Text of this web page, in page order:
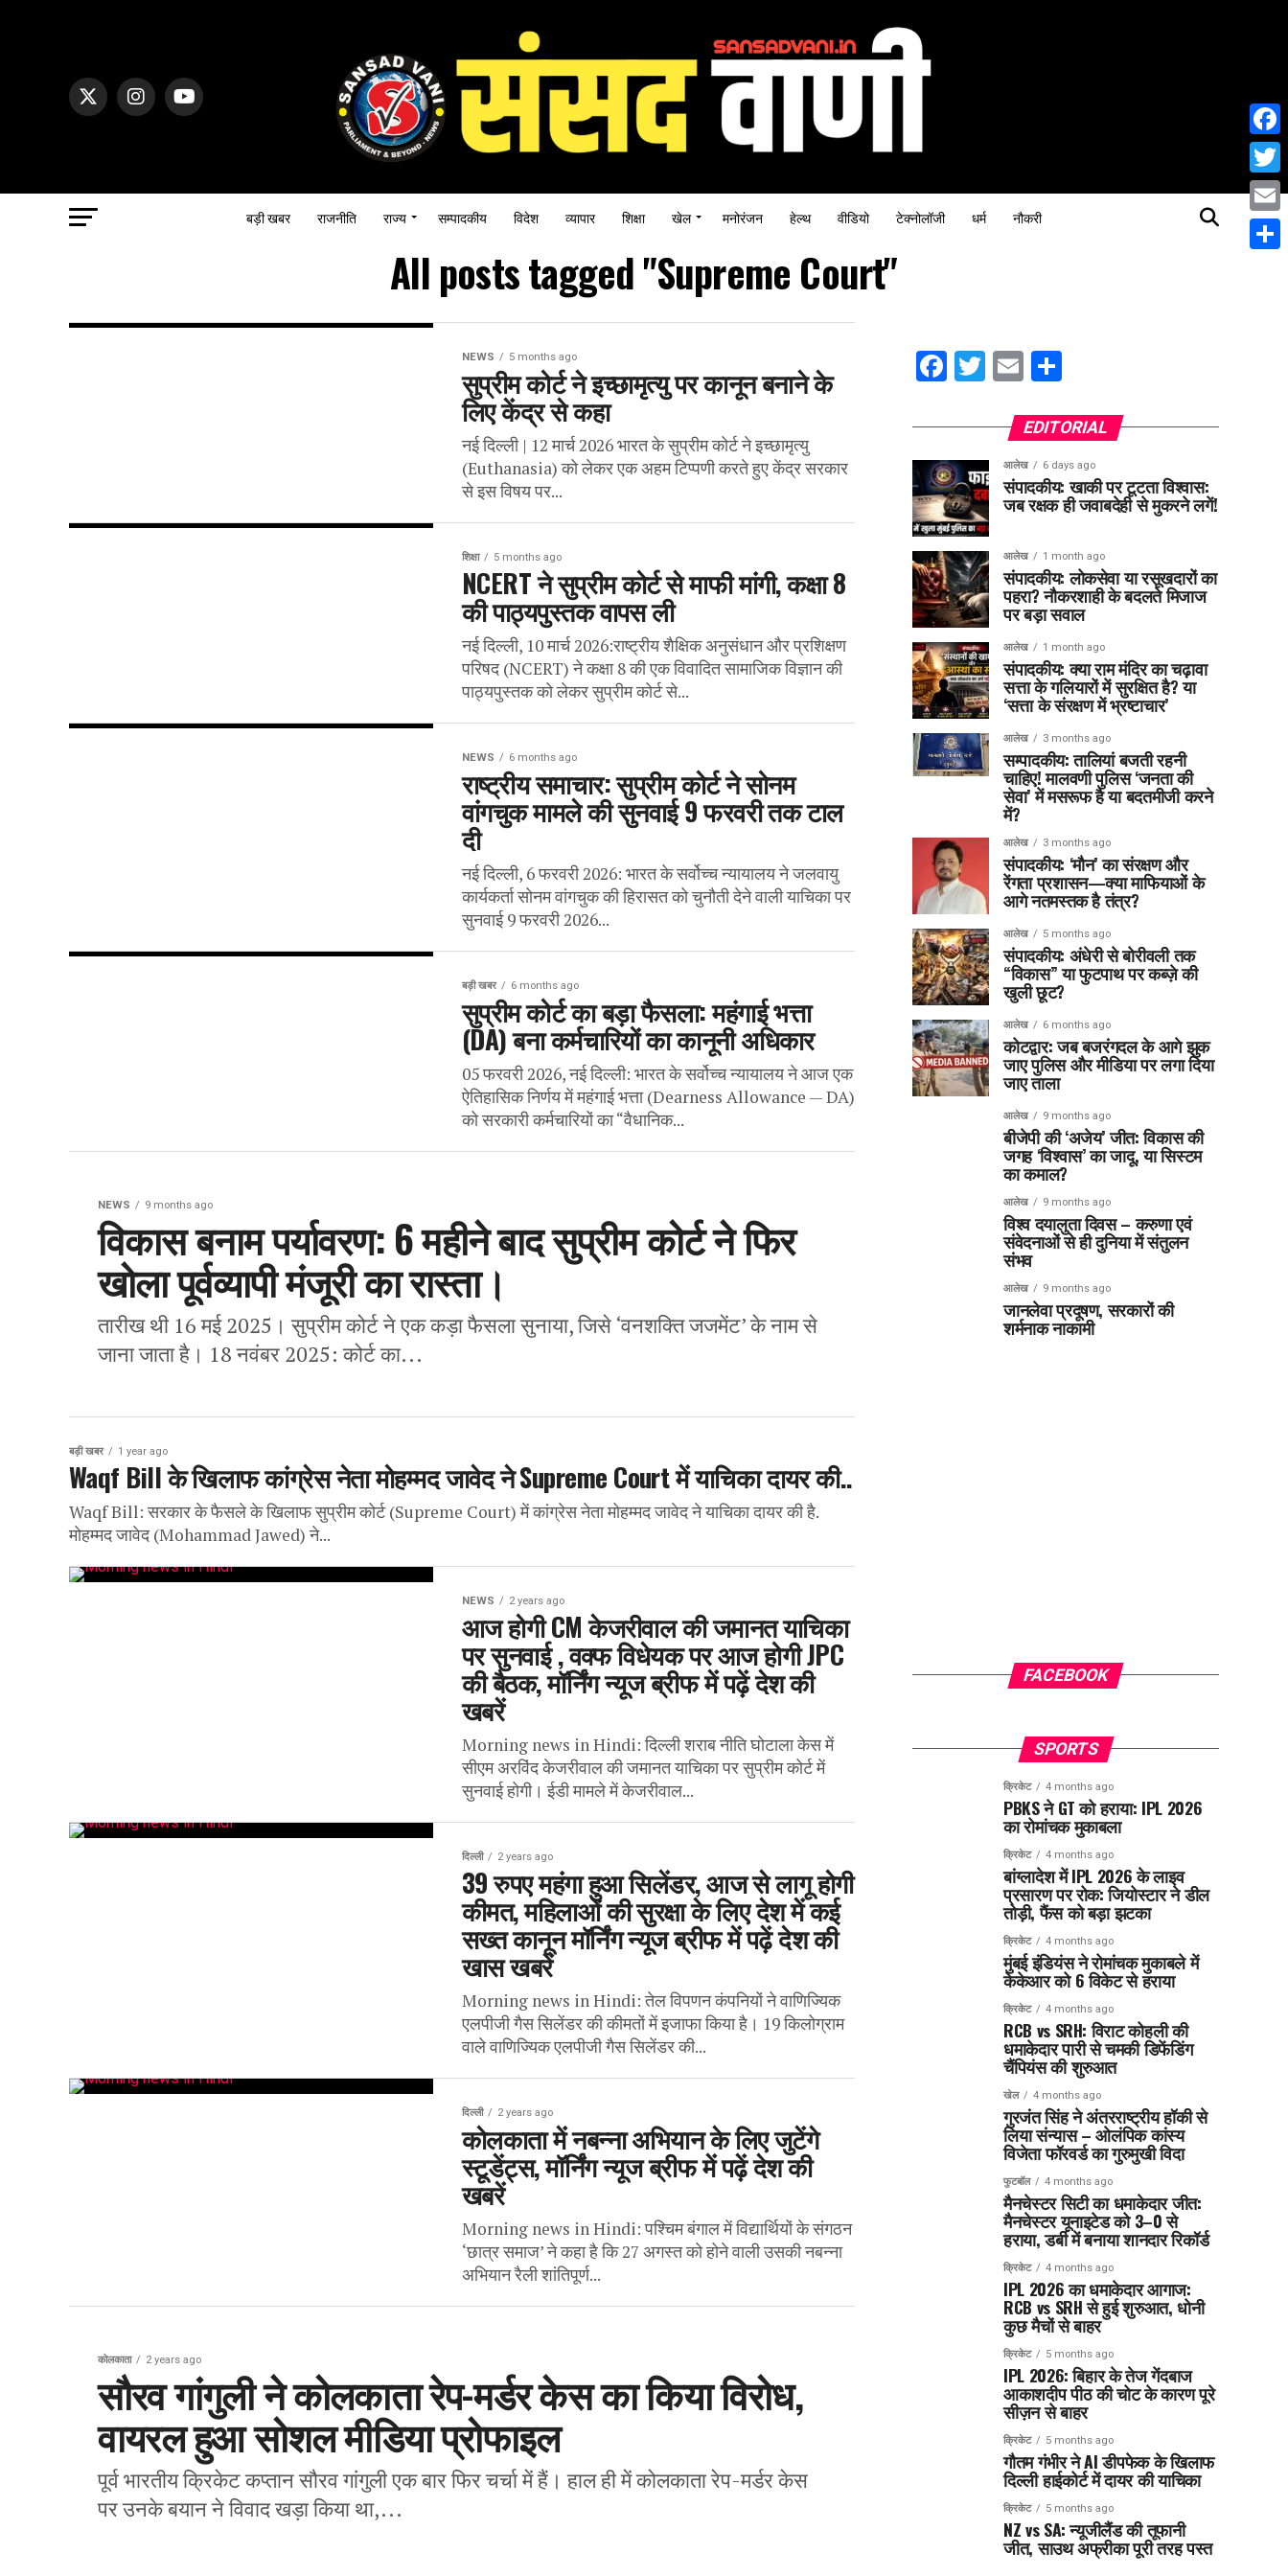
बड़ी खबर राजनीति राज्य सम्पादकीय विदेश व्यापार शिक्षा खेल मनोरंजन हेल्थ वीडियो टेक्नोलॉजी धर्म नौकरी
All posts tagged "Supreme Court"
NEWS 5 months ago
सुप्रीम कोर्ट ने इच्छामृत्यु पर कानून बनाने के
लिए केंद्र से कहा
नई दिल्ली | 12 मार्च 2026 भारत के सुप्रीम कोर्ट ने इच्छामृत्यु
(Euthanasia) को लेकर एक अहम टिप्पणी करते हुए केंद्र सरकार
से इस विषय पर...
शिक्षा 5 months ago
NCERT ने सुप्रीम कोर्ट से माफी मांगी, कक्षा 8
की पाठ्यपुस्तक वापस ली
नई दिल्ली, 10 मार्च 2026:राष्ट्रीय शैक्षिक अनुसंधान और प्रशिक्षण
परिषद (NCERT) ने कक्षा 8 की एक विवादित सामाजिक विज्ञान की
पाठ्यपुस्तक को लेकर सुप्रीम कोर्ट से...
NEWS 6 months ago
राष्ट्रीय समाचार: सुप्रीम कोर्ट ने सोनम
वांगचुक मामले की सुनवाई 9 फरवरी तक टाल
दी
नई दिल्ली, 6 फरवरी 2026: भारत के सर्वोच्च न्यायालय ने जलवायु
कार्यकर्ता सोनम वांगचुक की हिरासत को चुनौती देने वाली याचिका पर
सुनवाई 9 फरवरी 2026...
बड़ी खबर 6 months ago
सुप्रीम कोर्ट का बड़ा फैसला: महंगाई भत्ता
(DA) बना कर्मचारियों का कानूनी अधिकार
05 फरवरी 2026, नई दिल्ली: भारत के सर्वोच्च न्यायालय ने आज एक
ऐतिहासिक निर्णय में महंगाई भत्ता (Dearness Allowance — DA)
को सरकारी कर्मचारियों का “वैधानिक...
NEWS 9 months ago
विकास बनाम पर्यावरण: 6 महीने बाद सुप्रीम कोर्ट ने फिर
खोला पूर्वव्यापी मंजूरी का रास्ता।
तारीख थी 16 मई 2025। सुप्रीम कोर्ट ने एक कड़ा फैसला सुनाया, जिसे ‘वनशक्ति जजमेंट’ के नाम से
जाना जाता है। 18 नवंबर 2025: कोर्ट का...
बड़ी खबर 1 year ago
Waqf Bill के खिलाफ कांग्रेस नेता मोहम्मद जावेद ने Supreme Court में याचिका दायर की..
Waqf Bill: सरकार के फैसले के खिलाफ सुप्रीम कोर्ट (Supreme Court) में कांग्रेस नेता मोहम्मद जावेद ने याचिका दायर की है.
मोहम्मद जावेद (Mohammad Jawed) ने...
NEWS 2 years ago
आज होगी CM केजरीवाल की जमानत याचिका
पर सुनवाई , वक्फ विधेयक पर आज होगी JPC
की बैठक, मॉर्निंग न्यूज ब्रीफ में पढ़ें देश की
खबरें
Morning news in Hindi: दिल्ली शराब नीति घोटाला केस में
सीएम अरविंद केजरीवाल की जमानत याचिका पर सुप्रीम कोर्ट में
सुनवाई होगी। ईडी मामले में केजरीवाल...
दिल्ली 2 years ago
39 रुपए महंगा हुआ सिलेंडर, आज से लागू होगी
कीमत, महिलाओं की सुरक्षा के लिए देश में कई
सख्त कानून मॉर्निंग न्यूज ब्रीफ में पढ़ें देश की
खास खबरें
Morning news in Hindi: तेल विपणन कंपनियों ने वाणिज्यिक
एलपीजी गैस सिलेंडर की कीमतों में इजाफा किया है। 19 किलोग्राम
वाले वाणिज्यिक एलपीजी गैस सिलेंडर की...
दिल्ली 2 years ago
कोलकाता में नबन्ना अभियान के लिए जुटेंगे
स्टूडेंट्स, मॉर्निंग न्यूज ब्रीफ में पढ़ें देश की
खबरें
Morning news in Hindi: पश्चिम बंगाल में विद्यार्थियों के संगठन
‘छात्र समाज’ ने कहा है कि 27 अगस्त को होने वाली उसकी नबन्ना
अभियान रैली शांतिपूर्ण...
कोलकाता 2 years ago
सौरव गांगुली ने कोलकाता रेप-मर्डर केस का किया विरोध,
वायरल हुआ सोशल मीडिया प्रोफाइल
पूर्व भारतीय क्रिकेट कप्तान सौरव गांगुली एक बार फिर चर्चा में हैं। हाल ही में कोलकाता रेप-मर्डर केस
पर उनके बयान ने विवाद खड़ा किया था,...
Facebook
Twitter
Email
EDITORIAL
आलेख 6 days ago
संपादकीय: खाकी पर टूटता विश्वास:
जब रक्षक ही जवाबदेही से मुकरने लगें!
आलेख 1 month ago
संपादकीय: लोकसेवा या रसूखदारों का
पहरा? नौकरशाही के बदलते मिजाज
पर बड़ा सवाल
आलेख 1 month ago
संपादकीय: क्या राम मंदिर का चढ़ावा
सत्ता के गलियारों में सुरक्षित है? या
‘सत्ता के संरक्षण में भ्रष्टाचार’
आलेख 3 months ago
सम्पादकीय: तालियां बजती रहनी
चाहिए! मालवणी पुलिस ‘जनता की
सेवा’ में मसरूफ है या बदतमीजी करने
में?
आलेख 3 months ago
संपादकीय: ‘मौन’ का संरक्षण और
रेंगता प्रशासन—क्या माफियाओं के
आगे नतमस्तक है तंत्र?
आलेख 5 months ago
संपादकीय: अंधेरी से बोरीवली तक
“विकास” या फुटपाथ पर कब्ज़े की
खुली छूट?
आलेख 6 months ago
कोटद्वार: जब बजरंगदल के आगे झुक
जाए पुलिस और मीडिया पर लगा दिया
जाए ताला
आलेख 9 months ago
बीजेपी की ‘अजेय’ जीत: विकास की
जगह ‘विश्वास’ का जादू, या सिस्टम
का कमाल?
आलेख 9 months ago
विश्व दयालुता दिवस – करुणा एवं
संवेदनाओं से ही दुनिया में संतुलन
संभव
आलेख 9 months ago
जानलेवा प्रदूषण, सरकारों की
शर्मनाक नाकामी
FACEBOOK
SPORTS
क्रिकेट 4 months ago
PBKS ने GT को हराया: IPL 2026
का रोमांचक मुकाबला
क्रिकेट 4 months ago
बांग्लादेश में IPL 2026 के लाइव
प्रसारण पर रोक: जियोस्टार ने डील
तोड़ी, फैंस को बड़ा झटका
क्रिकेट 4 months ago
मुंबई इंडियंस ने रोमांचक मुकाबले में
केकेआर को 6 विकेट से हराया
क्रिकेट 4 months ago
RCB vs SRH: विराट कोहली की
धमाकेदार पारी से चमकी डिफेंडिंग
चैंपियंस की शुरुआत
खेल 4 months ago
गुरजंत सिंह ने अंतरराष्ट्रीय हॉकी से
लिया संन्यास – ओलंपिक कांस्य
विजेता फॉरवर्ड का गुरुमुखी विदा
फुटबॉल 4 months ago
मैनचेस्टर सिटी का धमाकेदार जीत:
मैनचेस्टर यूनाइटेड को 3–0 से
हराया, डर्बी में बनाया शानदार रिकॉर्ड
क्रिकेट 4 months ago
IPL 2026 का धमाकेदार आगाज:
RCB vs SRH से हुई शुरुआत, धोनी
कुछ मैचों से बाहर
क्रिकेट 5 months ago
IPL 2026: बिहार के तेज गेंदबाज
आकाशदीप पीठ की चोट के कारण पूरे
सीज़न से बाहर
क्रिकेट 5 months ago
गौतम गंभीर ने AI डीपफेक के खिलाफ
दिल्ली हाईकोर्ट में दायर की याचिका
क्रिकेट 5 months ago
NZ vs SA: न्यूजीलैंड की तूफानी
जीत, साउथ अफ्रीका पूरी तरह पस्त
Email